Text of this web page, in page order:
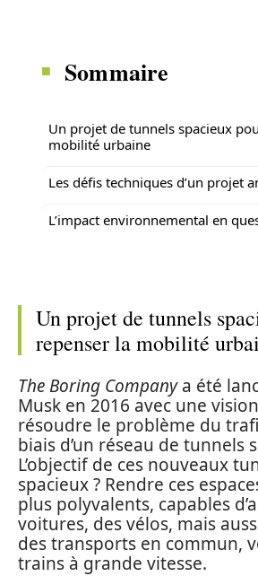
Sommaire
Un projet de tunnels spacieux
mobilité urbaine
Les défis techniques d’un projet
L’impact environnemental en
Un projet de tunnels
repenser la mobilité
The Boring Companya été
Musk en 2016 avec une
résoudre le problème du
biais d’un réseau de tunnels
L’objectif de ces nouveaux
spacieux ? Rendre ces
plus polyvalents, capables
voitures, des vélos, mais
des transports en commun,
trains à grande vitesse.